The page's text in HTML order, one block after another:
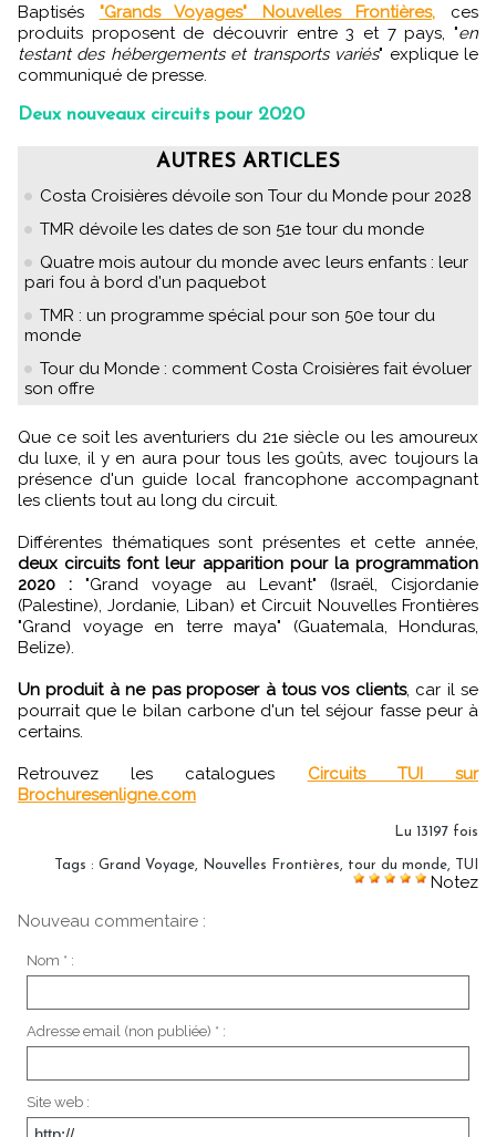
Baptisés "Grands Voyages" Nouvelles Frontières, ces
produits proposent de découvrir entre 3 et 7 pays, "en
testant des hébergements et transports variés" explique le
communiqué de presse.
Deux nouveaux circuits pour 2020
AUTRES ARTICLES
Costa Croisières dévoile son Tour du Monde pour 2028
TMR dévoile les dates de son 51e tour du monde
Quatre mois autour du monde avec leurs enfants : leur
pari fou à bord d'un paquebot
TMR : un programme spécial pour son 50e tour du
monde
Tour du Monde : comment Costa Croisières fait évoluer
son offre
Que ce soit les aventuriers du 21e siècle ou les amoureux
du luxe, il y en aura pour tous les goûts, avec toujours la
présence d'un guide local francophone accompagnant
les clients tout au long du circuit.
Différentes thématiques sont présentes et cette année,
deux circuits font leur apparition pour la programmation
2020 :"Grand voyage au Levant" (Israël, Cisjordanie
(Palestine), Jordanie, Liban) et Circuit Nouvelles Frontières
"Grand voyage en terre maya" (Guatemala, Honduras,
Belize).
Un produit à ne pas proposer à tous vos clients, car il se
pourrait que le bilan carbone d'un tel séjour fasse peur à
certains.
Retrouvez les catalogues Circuits TUI sur
Brochuresenligne.com
Lu 13197 fois
Tags : Grand Voyage, Nouvelles Frontières, tour du monde, TUI
Notez
Nouveau commentaire :
Nom * :
Adresse email (non publiée) * :
Site web :